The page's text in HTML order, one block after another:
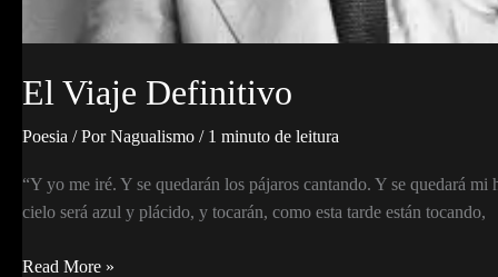
El Viaje Definitivo
Poesia / PorNagualismo / 1 minuto de leitura
“Y yo me iré. Y se quedarán los pájaros cantando. Y se quedará
cielo será azul y plácido, y tocarán, como esta tarde están tocando,
El
Read More »